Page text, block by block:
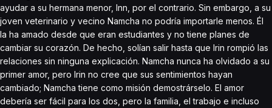
ayudar a su hermana menor, Inn, por el contrario. Sin embargo, a su
joven veterinario y vecino Namcha no podría importarle menos. Él
la ha amado desde que eran estudiantes y no tiene planes de
cambiar su corazón. De hecho, solían salir hasta que Irin rompió las
relaciones sin ninguna explicación. Namcha nunca ha olvidado a su
primer amor, pero Irin no cree que sus sentimientos hayan
cambiado; Namcha tiene como misión demostrárselo. El amor
debería ser fácil para los dos, pero la familia, el trabajo e incluso